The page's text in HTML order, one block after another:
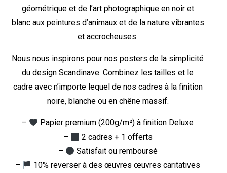
géométrique et de l’art photographique en noir et
blanc aux peintures d’animaux et de la nature vibrantes
et accrocheuses.
Nous nous inspirons pour nos posters de la simplicité
du design Scandinave. Combinez les tailles et le
cadre avec n’importe lequel de nos cadres à la finition
noire, blanche ou en chêne massif.
–
Papier premium (200g/m²) à finition Deluxe
–
2 cadres + 1 offerts
–
Satisfait ou remboursé
–
10% reverser à des œuvres œuvres caritatives